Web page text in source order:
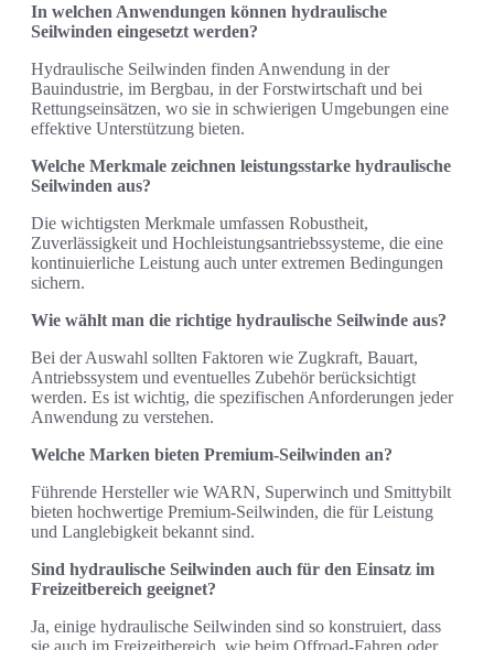
In welchen Anwendungen können hydraulische
Seilwinden eingesetzt werden?
Hydraulische Seilwinden finden Anwendung in der
Bauindustrie, im Bergbau, in der Forstwirtschaft und bei
Rettungseinsätzen, wo sie in schwierigen Umgebungen eine
effektive Unterstützung bieten.
Welche Merkmale zeichnen leistungsstarke hydraulische
Seilwinden aus?
Die wichtigsten Merkmale umfassen Robustheit,
Zuverlässigkeit und Hochleistungsantriebssysteme, die eine
kontinuierliche Leistung auch unter extremen Bedingungen
sichern.
Wie wählt man die richtige hydraulische Seilwinde aus?
Bei der Auswahl sollten Faktoren wie Zugkraft, Bauart,
Antriebssystem und eventuelles Zubehör berücksichtigt
werden. Es ist wichtig, die spezifischen Anforderungen jeder
Anwendung zu verstehen.
Welche Marken bieten Premium-Seilwinden an?
Führende Hersteller wie WARN, Superwinch und Smittybilt
bieten hochwertige Premium-Seilwinden, die für Leistung
und Langlebigkeit bekannt sind.
Sind hydraulische Seilwinden auch für den Einsatz im
Freizeitbereich geeignet?
Ja, einige hydraulische Seilwinden sind so konstruiert, dass
sie auch im Freizeitbereich, wie beim Offroad-Fahren oder